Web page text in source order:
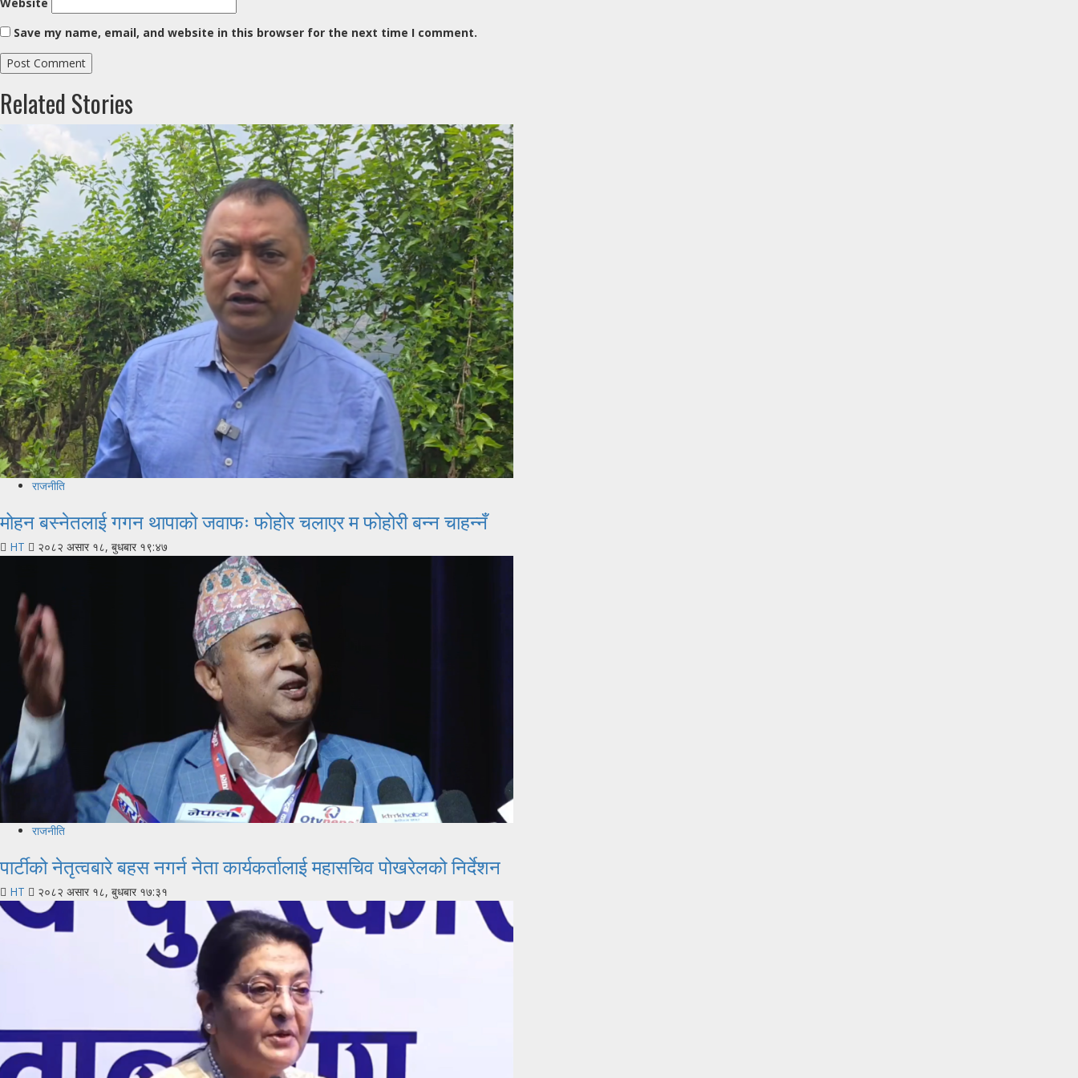
Save my name, email, and website in this browser for the next time I comment.
Related Stories
राजनीति
मोहन बस्नेतलाई गगन थापाको जवाफः फोहोर चलाएर म फोहोरी बन्न चाहन्नँ
HT २०८२ असार १८, बुधबार १९:४७
राजनीति
पार्टीको नेतृत्वबारे बहस नगर्न नेता कार्यकर्तालाई महासचिव पोखरेलको निर्देशन
HT २०८२ असार १८, बुधबार १७:३१